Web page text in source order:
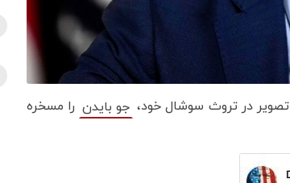
تصویر در تروث سوشال خود، جو بایدن را مسخره